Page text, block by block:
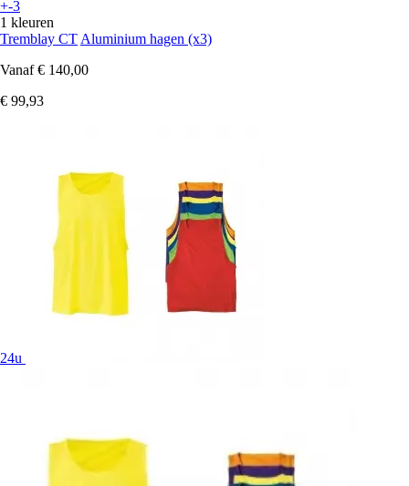
+-3
1 kleuren
Tremblay CT Aluminium hagen (x3)
Vanaf € 140,00
€ 99,93
24u